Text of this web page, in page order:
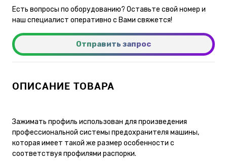
Есть вопросы по оборудованию? Оставьте свой номер и
наш специалист оперативно с Вами свяжется!
Отправить запрос
ОПИСАНИЕ ТОВАРА
Зажимать профиль использован для произведения
профессиональной системы предохранителя машины,
которая имеет такой же размер особенности с
соответствуя профилями распорки.